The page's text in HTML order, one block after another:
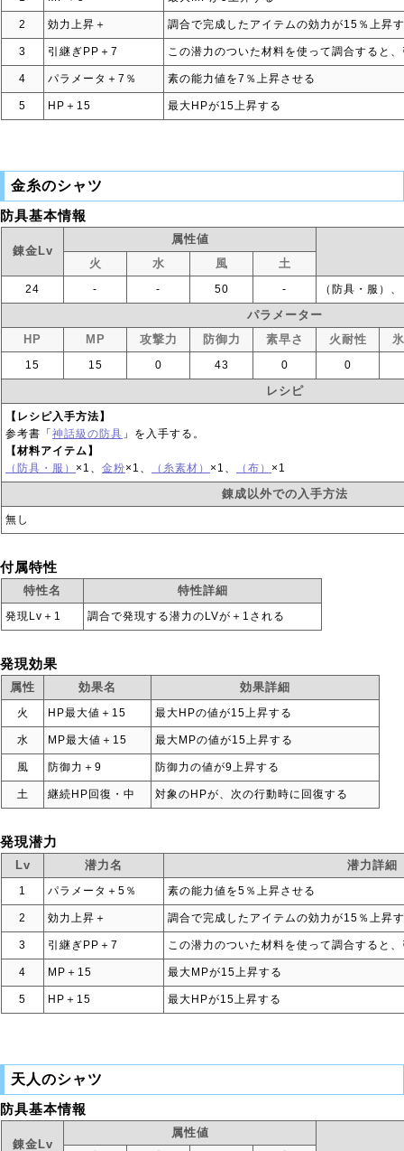
2 効力上昇＋ 調合で完成したアイテムの効力が15％上昇
3 引継ぎPP＋7 この潜力のついた材料を使って調合すると
4 パラメータ＋7％ 素の能力値を7％上昇させる
5 HP＋15 最大HPが15上昇する
金糸のシャツ
防具基本情報
錬金Lv
属性値
火
水 風 土
24 ‐ ‐ 50 ‐ （防具・服）
パラメーター
HP
MP 攻撃力 防御力 素早さ 火耐性
15 15 0 43 0 0
レシピ
【レシピ入手方法】
参考書「 神話級の防具 」を入手する。
【材料アイテム】
（防具・服） ×1、 金粉×1、 （糸素材） ×1、 （布） ×1
錬成以外での入手方法
無し
付属特性
特性名 特性詳細
発現Lv＋1 調合で発現する潜力のLVが＋1される
発現効果
属性 効果名 効果詳細
火 HP最大値＋15 最大HPの値が15上昇する
水 MP最大値＋15 最大MPの値が15上昇する
風 防御力＋9 防御力の値が9上昇する
土 継続HP回復・中 対象のHPが、次の行動時に回復する
発現潜力
Lv 潜力名 潜力詳細
1 パラメータ＋5％ 素の能力値を5％上昇させる
2 効力上昇＋ 調合で完成したアイテムの効力が15％上昇
3 引継ぎPP＋7 この潜力のついた材料を使って調合すると
4 MP＋15 最大MPが15上昇する
5 HP＋15 最大HPが15上昇する
天人のシャツ
防具基本情報
錬金Lv
属性値